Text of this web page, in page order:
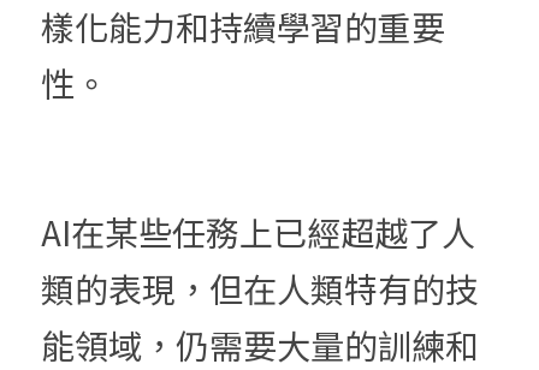
樣化能力和持續學習的重要
性。
AI在某些任務上已經超越了人
類的表現，但在人類特有的技
能領域，仍需要大量的訓練和